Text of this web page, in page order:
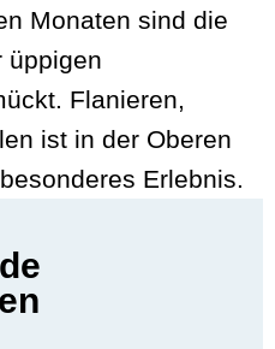
Monaten sind die
üppigen
Flanieren,
ist in der Oberen
Erlebnis.